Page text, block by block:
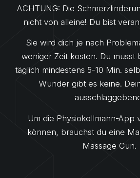
ACHTUNG: Die
nicht von alleine! Du bist
Sie wird dich je nach
weniger Zeit kosten. Du musst
täglich mindestens 5-10 Min.
Wunder gibt es keine.
Um die Physiokollmann-App
können, brauchst du eine
Massage Gun.